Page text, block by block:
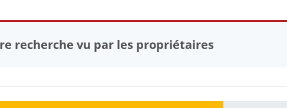
recherche vu par les propriétaires